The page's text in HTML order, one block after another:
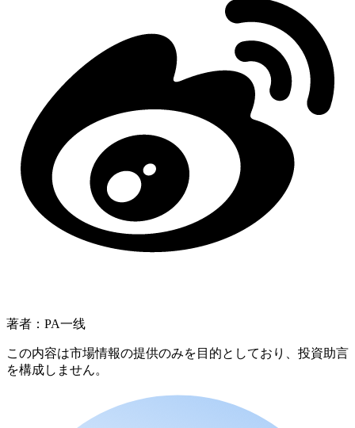
著者：PA一线
この内容は市場情報の提供のみを目的としており、投資助言
を構成しません。